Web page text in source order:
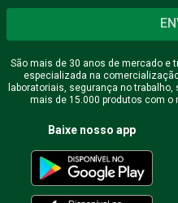
Seu nome
Endereço de email
Escreva uma avaliação
São mais de 30 anos de mercado e
especializada na
laboratoriais, segurança no
mais de 15.000 produtos com o
Baixe nosso app